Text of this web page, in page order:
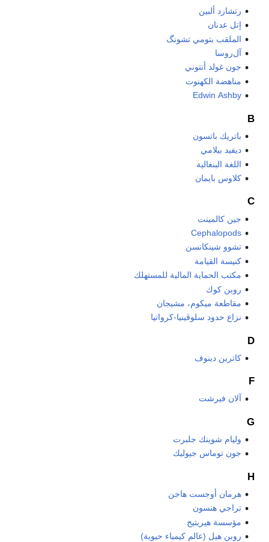
رتشارد ألبين
إتل عدنان
الملقب بتومي تشونگ
آل‌روسا
جون غولد أنتوني
مناهضة الكهنوت
Edwin Ashby
B
باتريك باتسون
ديفيد بيلامي
اللغة البنغالية
كلاوس بايمان
C
جين كالمينت
Cephalopods
تشوو شينكانسن
كنيسة القيامة
مكتب الحماية المالية للمستهلك
روبن كوك
مقاطعة ميكوم، مشيجان
نزاع حدود سلوڤينيا-كرواتيا
D
كاترين دينوف
F
آلان فيرشت
G
وليام شوينك جلبرت
جون توماس جيوليك
H
هرمان أوجست هاجن
تراجي هنسون
مؤسسة هيريتيج
روبن هيل (عالم كيمياء حيوية)